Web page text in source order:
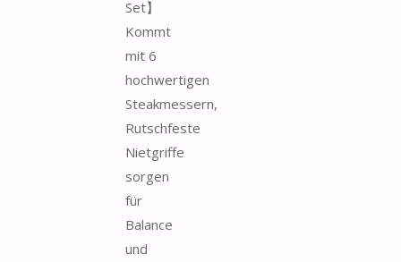
Set】
Kommt
mit 6
hochwertigen
Steakmessern,
Rutschfeste
Nietgriffe
sorgen
für
Balance
und